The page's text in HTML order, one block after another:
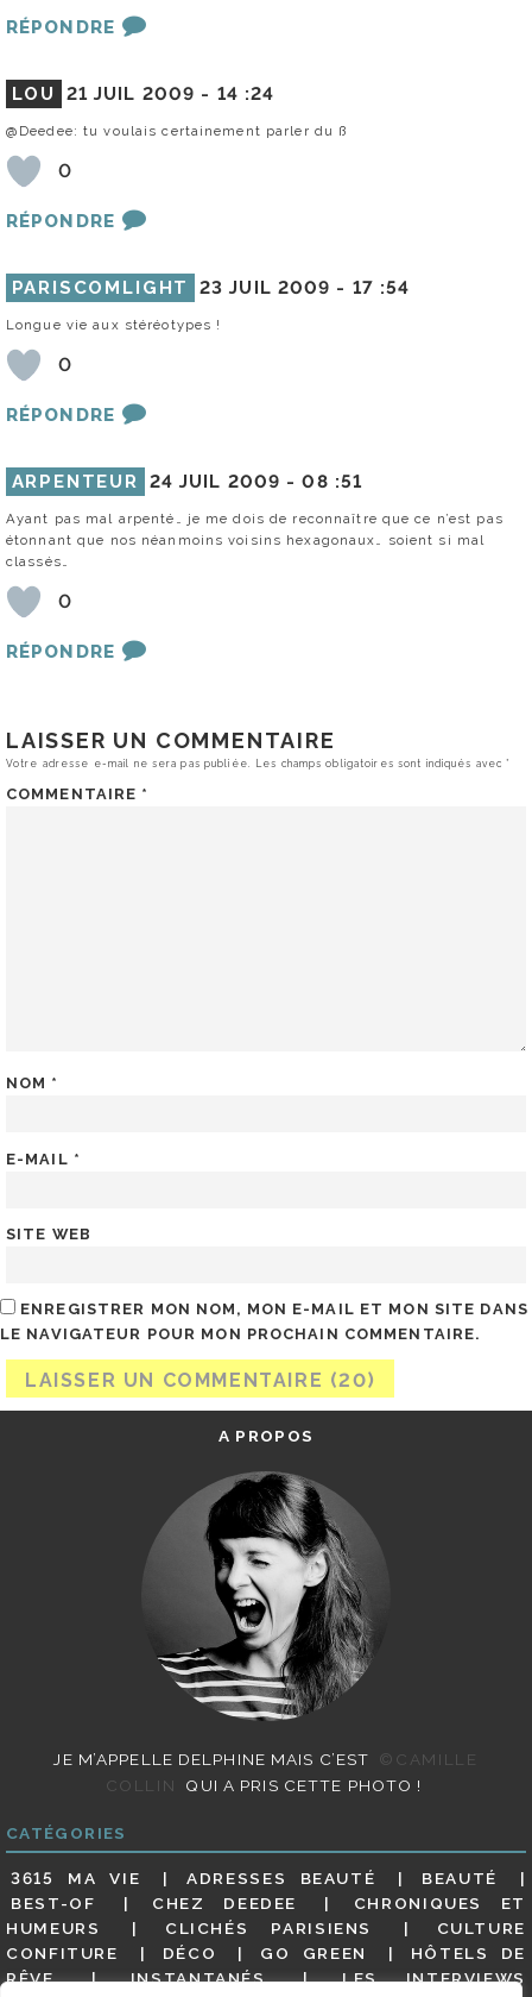
RÉPONDRE
LOU 21 JUIL 2009 - 14 :24
@Deedee: tu voulais certainement parler du ß
0
RÉPONDRE
PARISCOMLIGHT 23 JUIL 2009 - 17 :54
Longue vie aux stéréotypes !
0
RÉPONDRE
ARPENTEUR 24 JUIL 2009 -08 :51
Ayant pas mal arpenté… je me dois de reconnaître que ce n’est pas
étonnant que nos néanmoins voisins hexagonaux… soient si mal
classés…
0
RÉPONDRE
LAISSER UN COMMENTAIRE
Votre adresse e-mail ne sera pas publiée. Les champs obligatoires sont indiqués avec*
COMMENTAIRE *
NOM *
E-MAIL *
SITE WEB
ENREGISTRER MON NOM, MON E-MAIL ET MON SITE DANS
LE NAVIGATEUR POUR MON PROCHAIN COMMENTAIRE.
A PROPOS
JE M’APPELLE DELPHINE MAIS C’EST
©CAMILLE
COLLIN
QUI A PRIS CETTE PHOTO !
CATÉGORIES
3615 MA VIE ADRESSES BEAUTÉ
BEAUTÉ
BEST-OF
CHEZ DEEDEE
CHRONIQUES ET
HUMEURS
CLICHÉS PARISIENS
CULTURE
CONFITURE
DÉCO GO GREEN
HÔTELS DE
RÊVE
INSTANTANÉS
LES INTERVIEWS